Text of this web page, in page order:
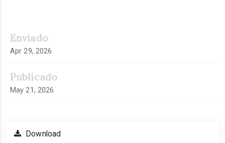
Enviado
Apr 29, 2026
Publicado
May 21, 2026
Download